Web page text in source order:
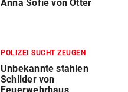
Anna Sofie von Otter
POLIZEI SUCHT ZEUGEN
Unbekannte stahlen
Schilder von
Feuerwehrhaus